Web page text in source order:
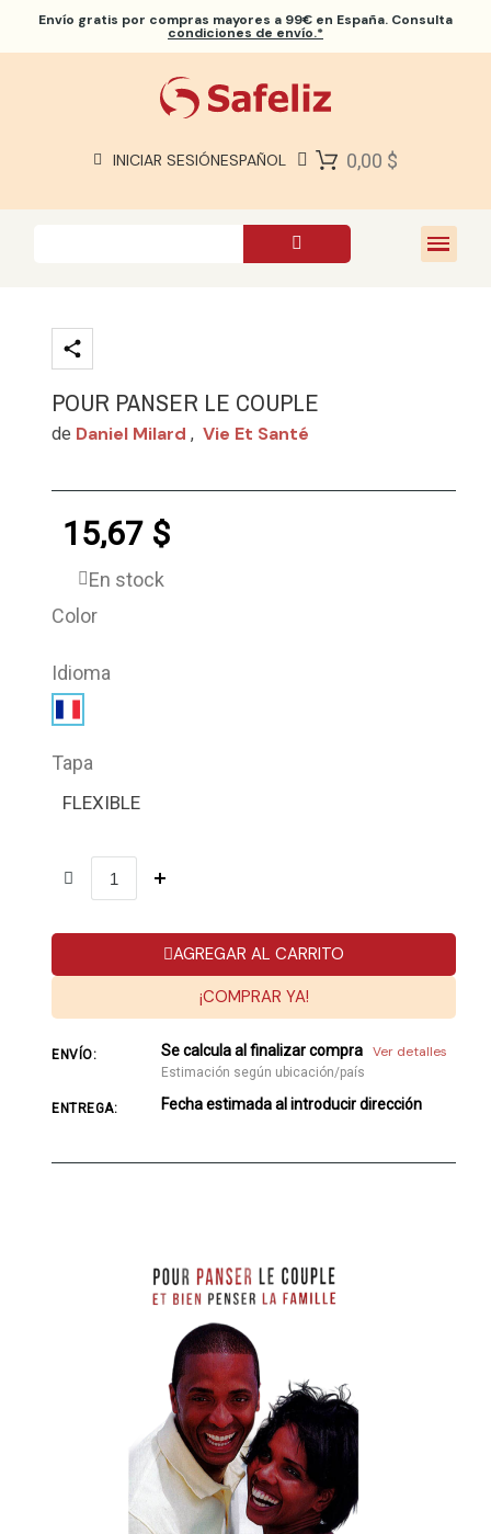
Envío gratis por compras mayores a 99€ en España. Consulta
condiciones de envío.*
INICIAR SESIÓNESPAÑOL 0,00 $
POUR PANSER LE COUPLE
de Daniel Milard , Vie Et Santé
15,67 $
En stock
Color
Idioma
Tapa
FLEXIBLE
AGREGAR AL CARRITO
¡COMPRAR YA!
ENVÍO: Se calcula al finalizar compra Ver detalles
Estimación según ubicación/país
ENTREGA: Fecha estimada al introducir dirección